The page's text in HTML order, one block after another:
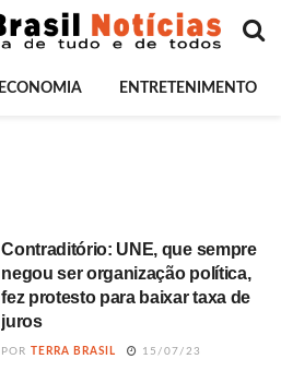
ECONOMIA ENTRETENIMENTO
Contraditório: UNE, que sempre
negou ser organização política,
fez protesto para baixar taxa de
juros
POR TERRA BRASIL 15/07/23